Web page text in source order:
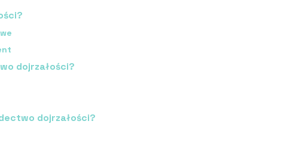
dojrzałości?
dojrzałości?